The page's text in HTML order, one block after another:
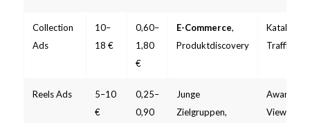
Collection
Ads
10–
18 €
0,60–
1,80
€
E-Commerce,
Produktdiscovery
Traffic
Reels Ads
5–10
€
0,25–
0,90
Junge
Zielgruppen,
Views